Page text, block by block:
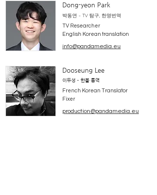
Dong-yeon Park
박동연 - TV 탐구, 한영번역
TV Researcher
English Korean translation
info@pandamedia.eu
Dooseung Lee
이두성 - 한불 통역
French Korean Translator
Fixer
production@pandamedia.eu